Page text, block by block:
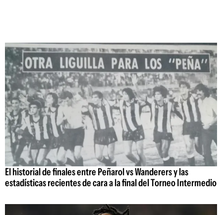
El historial de finales entre Peñarol vs Wanderers y las
estadísticas recientes de cara a la final del Torneo Intermedio